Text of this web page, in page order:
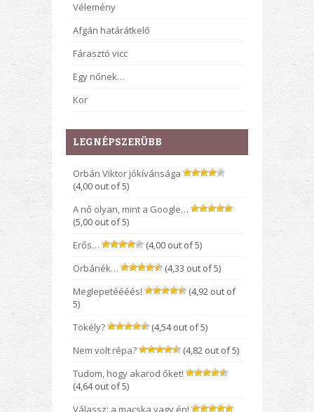
Vélemény
Afgán határátkelő
Fárasztó vicc
Egy nőnek…
Kor
LEGNÉPSZERÜBB
Orbán Viktor jókívánsága
(4,00 out of 5)
A nő olyan, mint a Google…
(5,00 out of 5)
Erős…
(4,00 out of 5)
Orbánék…
(4,33 out of 5)
Meglepetéééés!
(4,92 out of
5)
Tökély?
(4,54 out of 5)
Nem volt répa?
(4,82 out of 5)
Tudom, hogy akarod őket!
(4,64 out of 5)
Válassz: a macska vagy én!